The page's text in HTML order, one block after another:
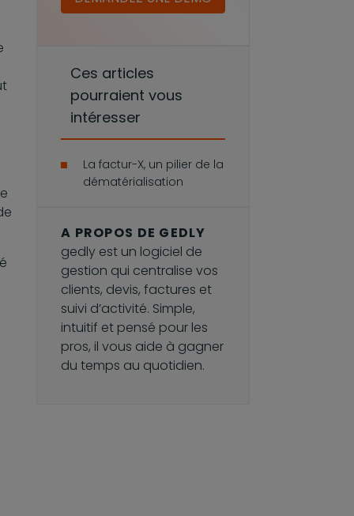
Ces articles
pourraient vous
intéresser
La factur-X, un pilier de la
dématérialisation
A PROPOS DE GEDLY
gedly est un logiciel de
gestion qui centralise vos
clients, devis, factures et
suivi d’activité. Simple,
intuitif et pensé pour les
pros, il vous aide à gagner
du temps au quotidien.